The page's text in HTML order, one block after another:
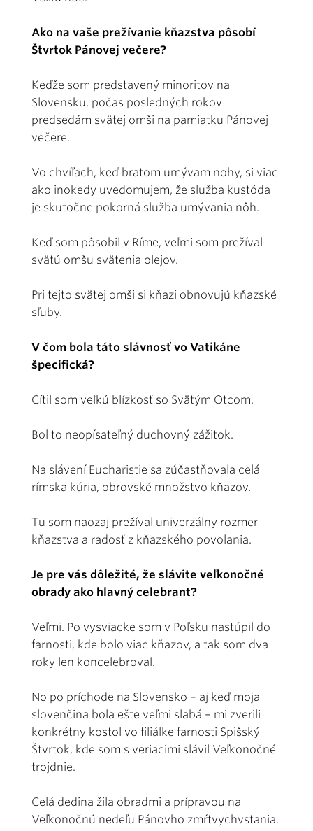
Ako na vaše prežívanie kňazstva pôsobí
Štvrtok Pánovej večere?
Keďže som predstavený minoritov na
Slovensku, počas posledných rokov
predsedám svätej omši na pamiatku Pánovej
večere.
Vo chvíľach, keď bratom umývam nohy, si viac
ako inokedy uvedomujem, že služba kustóda
je skutočne pokorná služba umývania nôh.
Keď som pôsobil v Ríme, veľmi som prežíval
svätú omšu svätenia olejov.
Pri tejto svätej omši si kňazi obnovujú kňazské
sľuby.
V čom bola táto slávnosť vo Vatikáne
špecifická?
Cítil som veľkú blízkosť so Svätým Otcom.
Bol to neopísateľný duchovný zážitok.
Na slávení Eucharistie sa zúčastňovala celá
rímska kúria, obrovské množstvo kňazov.
Tu som naozaj prežíval univerzálny rozmer
kňazstva a radosť z kňazského povolania.
Je pre vás dôležité, že slávite veľkonočné
obrady ako hlavný celebrant?
Veľmi. Po vysviacke som v Poľsku nastúpil do
farnosti, kde bolo viac kňazov, a tak som dva
roky len koncelebroval.
No po príchode na Slovensko – aj keď moja
slovenčina bola ešte veľmi slabá – mi zverili
konkrétny kostol vo filiálke farnosti Spišský
Štvrtok, kde som s veriacimi slávil Veľkonočné
trojdnie.
Celá dedina žila obradmi a prípravou na
Veľkonočnú nedeľu Pánovho zmŕtvychvstania.